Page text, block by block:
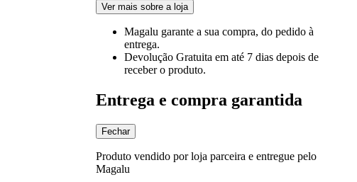
Ver mais sobre a loja
Magalu garante a sua compra, do pedido à
entrega.
Devolução Gratuita em até 7 dias depois de
receber o produto.
Entrega e compra garantida
Fechar
Produto vendido por loja parceira e entregue pelo
Magalu